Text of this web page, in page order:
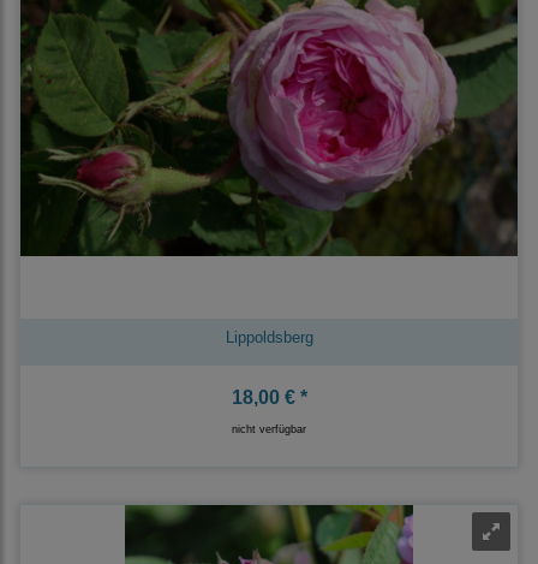
Lippoldsberg
18,00 € *
nicht verfügbar